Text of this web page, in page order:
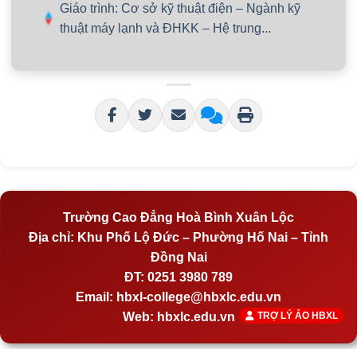
Giáo trình: Cơ sở kỹ thuật điện – Ngành kỹ
thuật máy lạnh và ĐHKK – Hệ trung...
Trường Cao Đẳng Hoà Bình Xuân Lộc
Địa chỉ: Khu Phố Lộ Đức – Phường Hố Nai – Tỉnh
Đồng Nai
ĐT: 0251 3980 789
Email: hbxl-college@hbxlc.edu.vn
Web: hbxlc.edu.vn TRỢ LÝ ẢO HBXL